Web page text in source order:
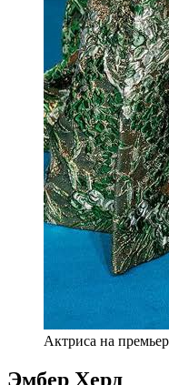
Актриса на
Эмбер Херд